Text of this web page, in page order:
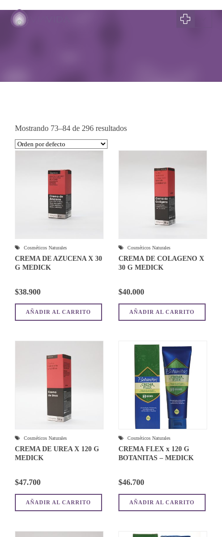
Mostrando 73–84 de 296 resultados
Cosméticos Naturales
CREMA DE AZUCENA X 30
G MEDICK
$38.900
AÑADIR AL CARRITO
Cosméticos Naturales
CREMA DE COLAGENO X
30 G MEDICK
$40.000
AÑADIR AL CARRITO
Cosméticos Naturales
CREMA DE UREA X 120 G
MEDICK
$47.700
AÑADIR AL CARRITO
Cosméticos Naturales
CREMA FLEX x 120 G
BOTANITAS – MEDICK
$46.700
AÑADIR AL CARRITO